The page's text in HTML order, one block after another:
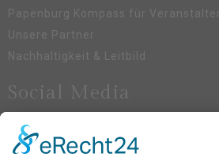
Papenburg Kompass für Veranstalter
Unsere Partner
Nachhaltigkeit & Leitbild
Social Media